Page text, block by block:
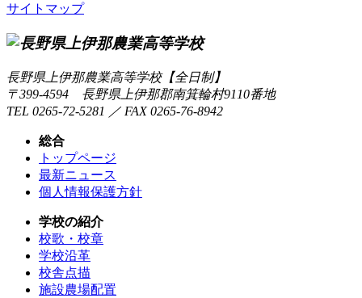
サイトマップ
長野県上伊那農業高等学校【全日制】
〒399-4594 長野県上伊那郡南箕輪村9110番地
TEL 0265-72-5281 ／ FAX 0265-76-8942
総合
トップページ
最新ニュース
個人情報保護方針
学校の紹介
校歌・校章
学校沿革
校舎点描
施設農場配置